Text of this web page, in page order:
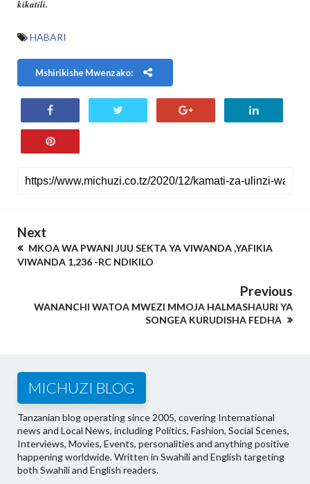
kikatili.
HABARI
Mshirikishe Mwenzako:
Next
MKOA WA PWANI JUU SEKTA YA VIWANDA ,YAFIKIA
VIWANDA 1,236 -RC NDIKILO
Previous
WANANCHI WATOA MWEZI MMOJA HALMASHAURI YA
SONGEA KURUDISHA FEDHA
MICHUZI BLOG
Tanzanian blog operating since 2005, covering International
news and Local News, including Politics, Fashion, Social Scenes,
Interviews, Movies, Events, personalities and anything positive
happening worldwide. Written in Swahili and English targeting
both Swahili and English readers.